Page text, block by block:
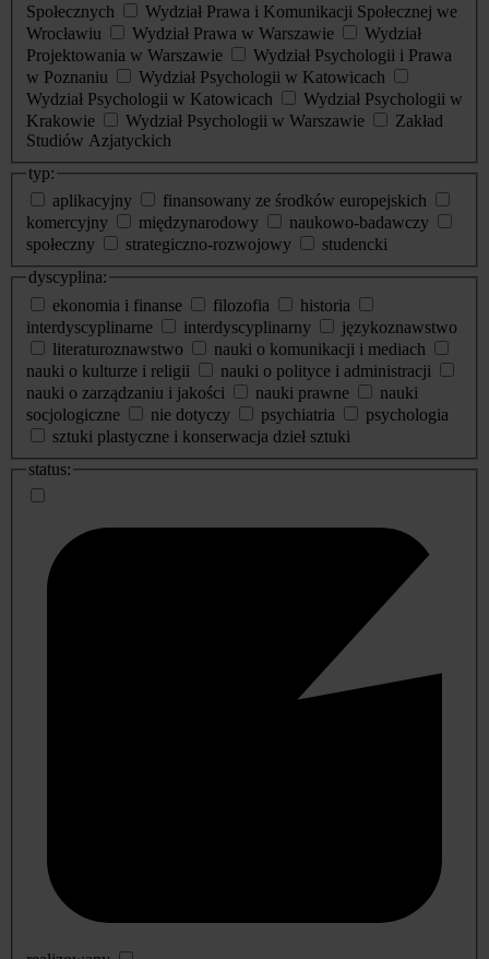
Społecznych
Wydział Prawa i Komunikacji Społecznej we
Wrocławiu
Wydział Prawa w Warszawie
Wydział
Projektowania w Warszawie
Wydział Psychologii i Prawa
w Poznaniu
Wydział Psychologii w Katowicach
Wydział Psychologii w Katowicach
Wydział Psychologii w
Krakowie
Wydział Psychologii w Warszawie
Zakład
Studiów Azjatyckich
typ:
aplikacyjny
finansowany ze środków europejskich
komercyjny
międzynarodowy
naukowo-badawczy
społeczny
strategiczno-rozwojowy
studencki
dyscyplina:
ekonomia i finanse
filozofia
historia
interdyscyplinarne
interdyscyplinarny
językoznawstwo
literaturoznawstwo
nauki o komunikacji i mediach
nauki o kulturze i religii
nauki o polityce i administracji
nauki o zarządzaniu i jakości
nauki prawne
nauki
socjologiczne
nie dotyczy psychiatria
psychologia
sztuki plastyczne i konserwacja dzieł sztuki
status: